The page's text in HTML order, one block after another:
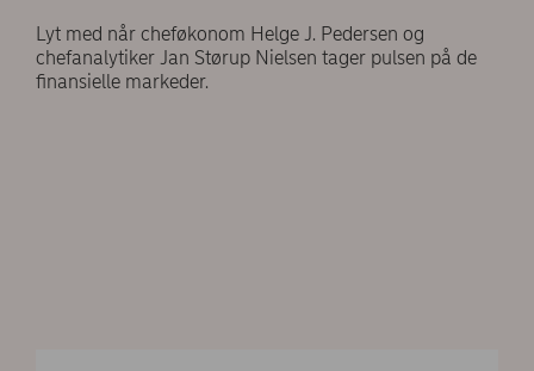
Lyt med når cheføkonom Helge J. Pedersen og
chefanalytiker Jan Størup Nielsen tager pulsen på de
finansielle markeder.